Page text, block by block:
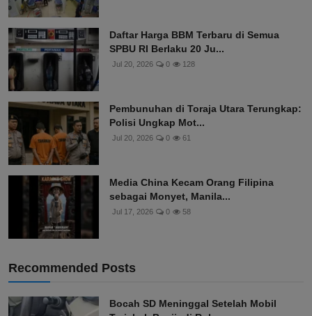
Daftar Harga BBM Terbaru di Semua
SPBU RI Berlaku 20 Ju...
Jul 20, 2026 0 128
Pembunuhan di Toraja Utara Terungkap:
Polisi Ungkap Mot...
Jul 20, 2026 0 61
Media China Kecam Orang Filipina
sebagai Monyet, Manila...
Jul 17, 2026 0 58
Recommended Posts
Bocah SD Meninggal Setelah Mobil